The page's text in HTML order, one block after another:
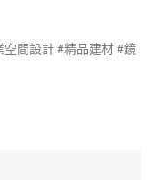
間設計 #精品建材 #鏡